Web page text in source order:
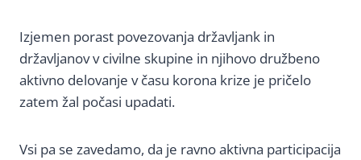
Izjemen porast povezovanja državljank in
državljanov v civilne skupine in njihovo družbeno
aktivno delovanje v času korona krize je pričelo
zatem žal počasi upadati.
Vsi pa se zavedamo, da je ravno aktivna participacija